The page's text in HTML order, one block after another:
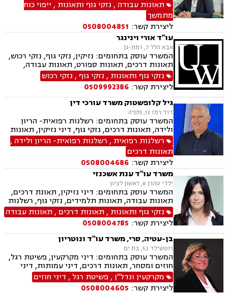
רפואית בניתוחי פלסטיקה, אי גילוי/אבחנה שגויה,
דיני מקרקעין, הסכמי שכירות, עסקאות מכר דירה,
ירושות וצוואות, ייצוג משפטי בהתנגדויות לצוואה,
הוצאת צו ירושה, ייפוי כוח מתמשך, נוטריון
תאונות עבודה , נזקי גוף ותאונות , ייפוי כוח
מתמשך
ליצירת קשר: 0508004851
עו"ד אורי וינינגר
אבא הלל 7, רמת-גן
המשרד עוסק בתחומים: נזיקין, נזקי גוף, נזקי רכוש,
תאונות דרכים, תאונות ספורט, תאונות עבודה,
תאונות עקב רשלנות, תאונות תלמידים
נזקי גוף ותאונות , נזקי גוף , נזקי רכוש
ליצירת קשר: 0509992386
גיל קלופשטוק משרד עורכי דין
דוד רמז 13, נתניה
המשרד עוסק בתחומים: רשלנות רפואית- הריון
ולידה, תאונות דרכים, נזקי גוף, דיני נזיקין, תאונות
עבודה, תאונות תלמידים, תאונות ספורט.
רשלנות רפואית , רשלנות רפואית- הריון ולידה ,
תאונות דרכים
ליצירת קשר: 0508004686
משרד עו"ד ענת אשכנזי
ילדי טהרן 8, ראשון לציון
המשרד עוסק בתחומים: דיני נזיקין, תאונת דרכים,
תאונות עבודה, תאונות תלמידים, נזקי גוף, רשלנות
רפואית, רשלנות רפואית הריון ולידה,רשלנות
רפואית רפואת שיניים
נזקי גוף ותאונות , תאונות דרכים , תאונות עבודה
ליצירת קשר: 0508004785
בן-עטיה, סרי, משרד עו"ד ונוטריון
רוטשילד 53, בת ים
המשרד עוסק בתחומים: דיני מקרקעין, פשיטת רגל,
חוזים ומסחר, תאונות דרכים, דיני עמותות, דיני
תאגידים, הסכמי ממון, חדלות פרעון, חוקתי ומנהלי,
ידועים בציבור, ירושות וצוואות, ליווי עסקי,
מקרקעין ונדל"ן, פשיטת רגל , דיני חוזים
ליצירת קשר: 0508004605